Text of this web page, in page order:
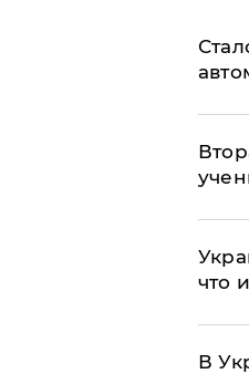
что
В